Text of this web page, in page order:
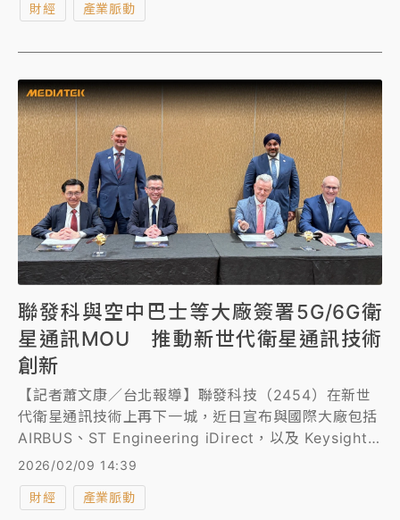
研究中心JOINER策略合作，展開台英共同推動技術研
關鍵技術布局的影響力。
財經 產業脈動
聯發科與空中巴士等大廠簽署5G/6G衛
星通訊MOU 推動新世代衛星通訊技術
創新
【記者蕭文康／台北報導】聯發科技（2454）在新世
代衛星通訊技術上再下一城，近日宣布與國際大廠包括
AIRBUS、ST Engineering iDirect，以及 Keysight
於新加坡舉辦的Space Summit 2026 現場，正式簽
（MoU），共同攜手推動新世代衛星通訊技術創新。
2026/02/09 14:39
財經 產業脈動